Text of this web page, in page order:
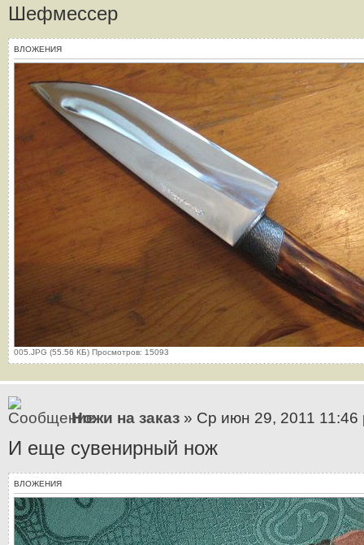
Шефмессер
ВЛОЖЕНИЯ
005.JPG (55.56 КБ) Просмотров: 15093
Ножи на заказ » Ср июн 29, 2011 11:46
И еще сувенирный нож
ВЛОЖЕНИЯ